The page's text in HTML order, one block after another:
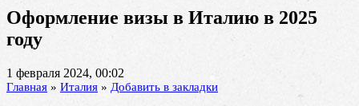
Оформление визы в Италию в 2025
году
1 февраля 2024, 00:02
Главная » Италия » Добавить в закладки